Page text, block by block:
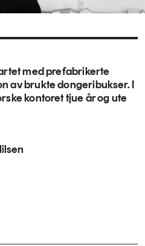
med prefabrikerte
av brukte dongeribukser. I
kontoret tjue år og ute